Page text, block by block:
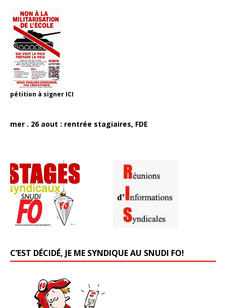
pétition à signer ICI
mer . 26 aout : rentrée stagiaires, FDE
C’EST DÉCIDÉ, JE ME SYNDIQUE AU SNUDI FO!